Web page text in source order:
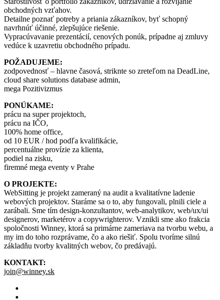
obchodných vzťahov.
Detailne poznať potreby a priania zákazníkov, byť schopný
navrhnúť účinné, zlepšujúce riešenie.
Vypracúvavanie prezentácií, cenových ponúk, prípadne aj zmluvy
vedúce k uzavretiu obchodného prípadu.
POŽADUJEME:
zodpovednosť – hlavne časová, striknte so zreteľom na DeadLine,
cloud share solutions database admin,
mega Pozitivizmus
PONÚKAME:
prácu na super projektoch,
prácu na IČO,
100% home office,
od 10 EUR / hod podľa kvalifikácie,
percentuálne provízie za klienta,
podiel na zisku,
firemné mega eventy v Prahe
O PROJEKTE:
WebSitting je projekt zameraný na audit a kvalitatívne ladenie
webových projektov. Staráme sa o to, aby fungovali, plnili ciele a
zarábali. Sme tím design-konzultantov, web-analytikov, web/ux/ui
designerov, marketérov a copywrighterov. Vznikli sme ako frakcia
spoločnosti Winney, ktorá sa primárne zameriava na tvorbu webu, a
my im do toho rozprávame, čo a ako riešiť. Spolu tvoríme silnú
základňu tvorby kvalitných webov, čo predávajú.
KONTAKT:
join@winney.sk